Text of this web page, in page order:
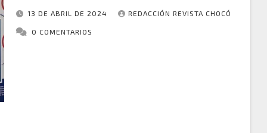
DE DERECHOS HUMANOS DE LA
DEFENSORÍA DEL PUEBLO.
13 DE ABRIL DE 2024 REDACCIÓN REVISTA CHOCÓ
0 COMENTARIOS